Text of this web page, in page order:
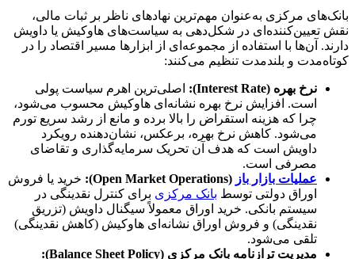
بانک‌های مرکزی به‌عنوان مهم‌ترین نهادهای ناظر بر ثبات مالی،
نقش تعیین‌کننده‌ای در شکل‌دهی به سیاست‌های هاوکیش یا داویش
دارند. آن‌ها با استفاده از مجموعه‌ای از ابزارها مسیر اقتصاد را در
کوتاه‌مدت و بلندمدت تنظیم می‌کنند:
نرخ بهره (Interest Rate):
اصلی‌ترین اهرم سیاست پولی
است. افزایش نرخ بهره نشانه‌ای هاوکیش محسوب می‌شود،
چرا که هزینه استقراض را بالا برده و مانع از رشد سریع تورم
می‌شود. کاهش نرخ بهره، برعکس، نشان‌دهنده رویکرد
داویش است که هدف آن تحریک سرمایه‌گذاری و تقاضای
مصرفی است.
عملیات بازار باز (Open Market Operations):
خرید یا فروش
اوراق دولتی توسط بانک مرکزی برای کنترل نقدینگی در
سیستم بانکی. خرید اوراق معمولاً سیگنال داویش (تزریق
نقدینگی) و فروش اوراق نشانه‌ای هاوکیش (کاهش نقدینگی)
تلقی می‌شود.
مدیریت ترازنامه بانک مرکزی (Balance Sheet Policy):